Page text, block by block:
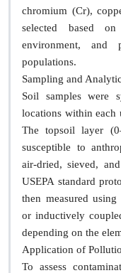
chromium (Cr),
selected based
environment, and
populations.
Sampling and
Soil samples were
locations within each
The topsoil layer
susceptible to
air-dried, sieved,
USEPA standard
then measured
or inductively
depending on the
Application of
To assess